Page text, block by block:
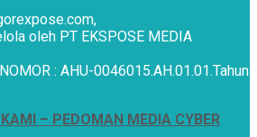
oleh PT EKSPOSE MEDIA
: AHU-0046015.AH.01.01.Tahun
– PEDOMAN MEDIA CYBER